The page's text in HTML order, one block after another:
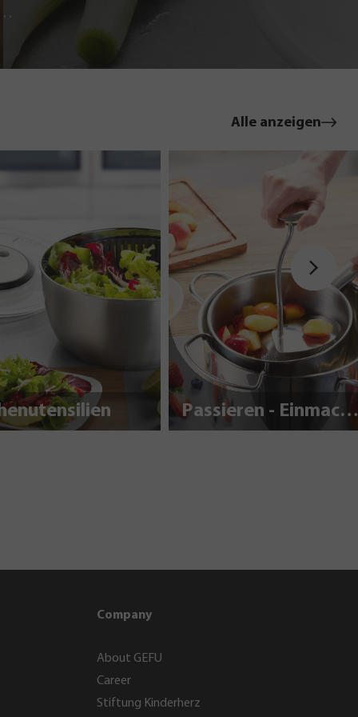
Alle anzeigen
Passieren - Einmachen
Company
About GEFU
Career
Stiftung Kinderherz